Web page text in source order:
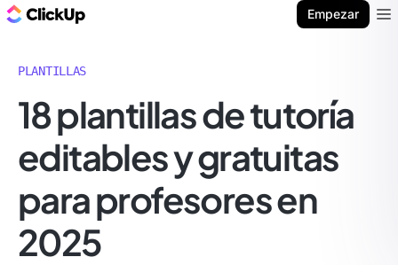
Empezar
PLANTILLAS
18 plantillas de tutoría
editables y gratuitas
para profesores en
2025